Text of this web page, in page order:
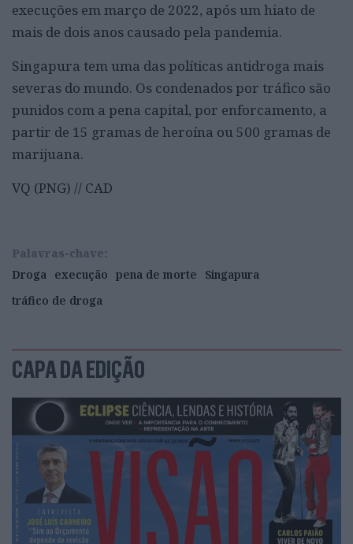
execuções em março de 2022, após um hiato de
mais de dois anos causado pela pandemia.
Singapura tem uma das políticas antidroga mais
severas do mundo. Os condenados por tráfico são
punidos com a pena capital, por enforcamento, a
partir de 15 gramas de heroína ou 500 gramas de
marijuana.
VQ (PNG) // CAD
Palavras-chave:
Droga execução pena de morte
Singapura
tráfico de droga
CAPA DA EDIÇÃO